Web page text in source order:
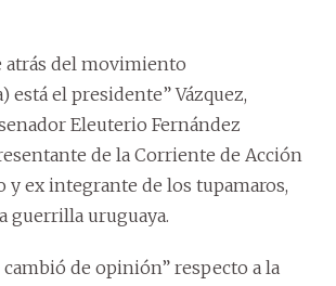
atrás del movimiento
está el presidente” Vázquez,
Eleuterio Fernández
de la Corriente de Acción
y ex integrante de los tupamaros,
guerrilla uruguaya.
de opinión” respecto a la